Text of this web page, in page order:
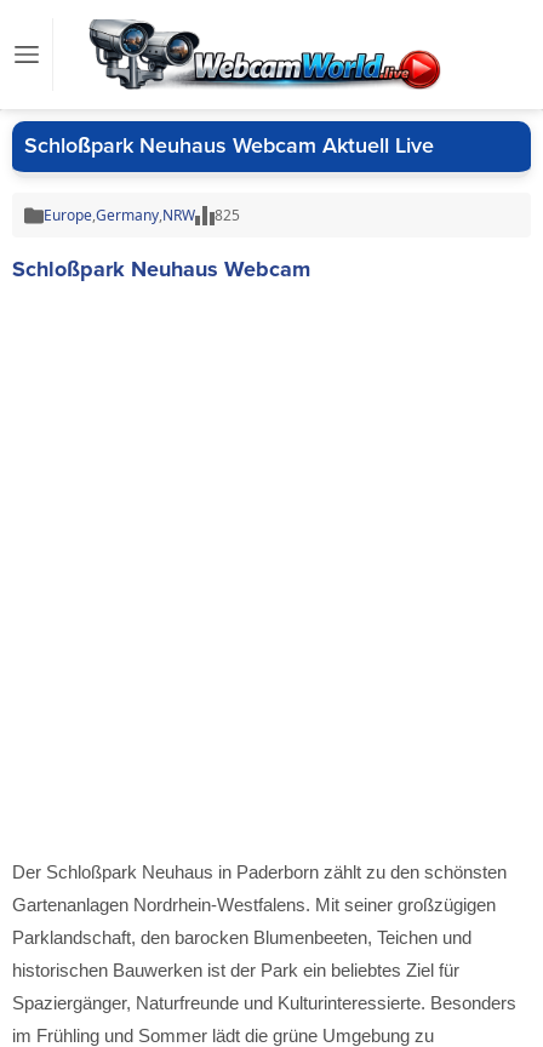
Schloßpark Neuhaus Webcam Aktuell Live
Europe,Germany,NRW 825
Schloßpark Neuhaus Webcam
Der Schloßpark Neuhaus in Paderborn zählt zu den schönsten
Gartenanlagen Nordrhein-Westfalens. Mit seiner großzügigen
Parklandschaft, den barocken Blumenbeeten, Teichen und
historischen Bauwerken ist der Park ein beliebtes Ziel für
Spaziergänger, Naturfreunde und Kulturinteressierte. Besonders
im Frühling und Sommer lädt die grüne Umgebung zu